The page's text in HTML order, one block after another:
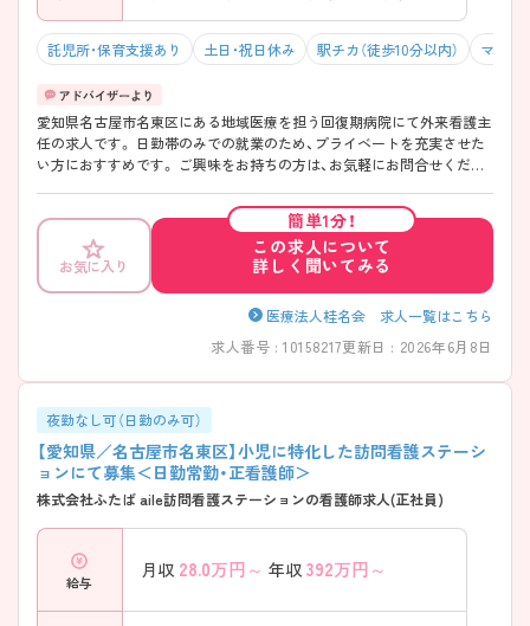
託児所・保育支援あり 土日・祝日休み 駅チカ（徒歩10分以内） マイカ
愛知県名古屋市名東区にある地域医療を担う回復期病院にて外来看護主
任の求人です。 日勤帯のみでの就業のため、プライベートを充実させた
い方におすすめです。 ご興味をお持ちの方は、お気軽にお問合せくださ
お気に入り
簡単1分！
この求人について
詳しく聞いてみる
医療法人桂名会 求人一覧はこちら
求人番号 : 10158217更新日 : 2026年6月8日
夜勤なし可（日勤のみ可）
【愛知県／名古屋市名東区】小児に特化した訪問看護ステーシ
ョンにて募集＜日勤常勤・正看護師＞
株式会社ふたば aile訪問看護ステーションの看護師求人(正社員)
給与
月収 28.0万円～ 年収 392万円～